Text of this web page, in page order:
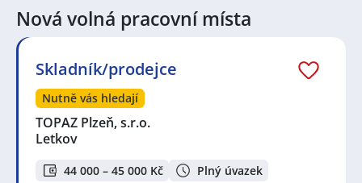
Nová volná pracovní místa
Skladník/prodejce
Nutně vás hledají
TOPAZ Plzeň, s.r.o.
Letkov
44 000 – 45 000 Kč Plný úvazek